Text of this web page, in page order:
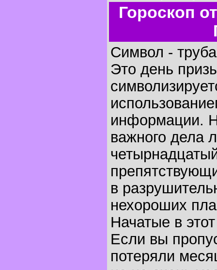
Гороскоп
Символ -
Это день
информации.
важного дела
в
нехороших
Начатые в
Если вы
потеряли